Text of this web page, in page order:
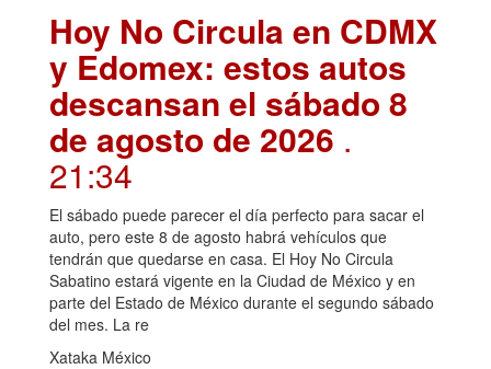
Hoy No Circula en CDMX
y Edomex: estos autos
descansan el sábado 8
de agosto de 2026 .
21:34
El sábado puede parecer el día perfecto para sacar el
auto, pero este 8 de agosto habrá vehículos que
tendrán que quedarse en casa. El Hoy No Circula
Sabatino estará vigente en la Ciudad de México y en
parte del Estado de México durante el segundo sábado
del mes. La re
Xataka México